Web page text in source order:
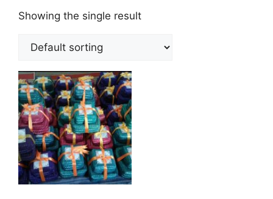
Showing the single result